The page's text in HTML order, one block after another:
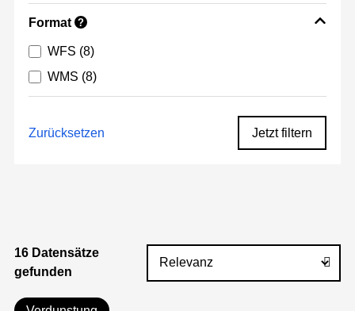
Format ?
WFS (8)
WMS (8)
Zurücksetzen Jetzt filtern
16 Datensätze
gefunden